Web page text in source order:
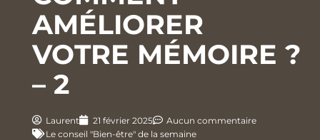
AMÉLIORER
VOTRE MÉMOIRE ?
– 2
Laurent 21 février 2025
Aucun commentaire
Le conseil "Bien-être" de la semaine